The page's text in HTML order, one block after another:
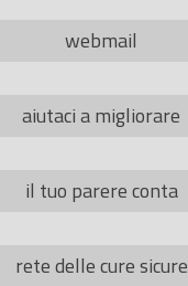
webmail
aiutaci a migliorare
il tuo parere conta
rete delle cure sicure